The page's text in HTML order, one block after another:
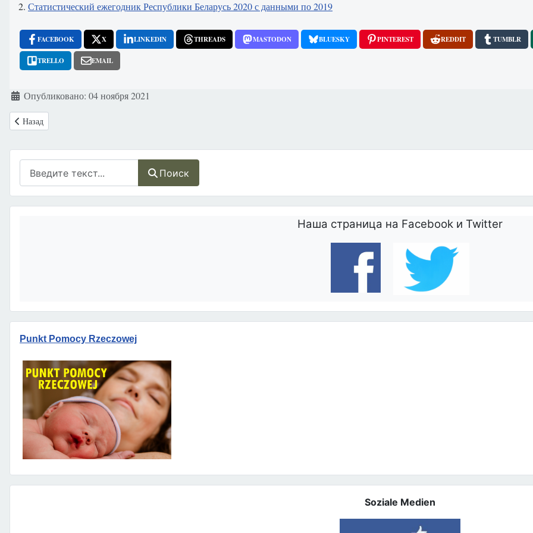
Поиск
Наша страница на Facebook и Twitter
Punkt Pomocy Rzeczowej
Soziale Medien
2. Статистический ежегодник Республики Беларусь 2020 с данными по 2019
FACEBOOK X LINKEDIN THREADS MASTODON BLUESKY PINTEREST REDDIT TUMBLR
TRELLO EMAIL
Информация о материале
Опубликовано: 04 ноября 2021
Предыдущий: Кажется, «Добрый католик» Джо Байден пожертвовал 5 миллионов долларов UNFPA на финансирование поставок
Назад